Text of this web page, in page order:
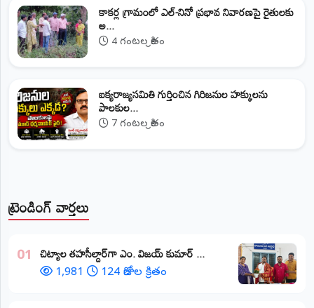
ట్రెండింగ్ వార్తలు
01 ​చిట్యాల తహసీల్దార్‌గా ఎం. విజయ్ కుమార్ ...
1,981 124 రోజుల క్రితం
కాకర్ల గ్రామంలో ఎల్-నినో ప్రభావ నివారణపై రైతులకు
అ...
4 గంటల క్రితం
ఐక్యరాజ్యసమితి గుర్తించిన గిరిజనుల హక్కులను
పాలకుల...
7 గంటల క్రితం